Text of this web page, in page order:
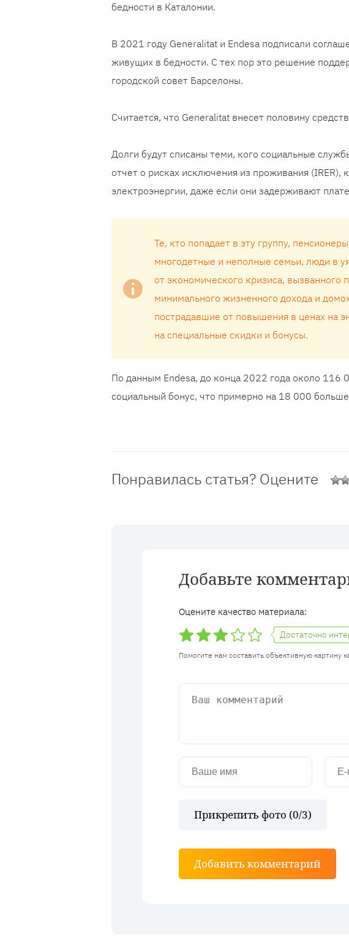
бедности в Каталонии.
В 2021 году Generalitat и Endesa подписали
живущих в бедности. С тех пор это решение
городской совет Барселоны.
Считается, что Generalitat внесет половину
Долги будут списаны теми, кого социальные
отчет о рисках исключения из проживания (IRER),
электроэнергии, даже если они задерживают
Те, кто попадает в эту группу,
многодетные и неполные семьи, люди в
от экономического кризиса, вызванного
минимального жизненного дохода и
пострадавшие от повышения в ценах на
на специальные скидки и бонусы.
По данным Endesa, до конца 2022 года около 116
социальный бонус, что примерно на 18 000
Понравилась статья? Оцените
Добавьте
Оцените качество материала:
Достаточно
Помогите нам составить объективную картину
Прикрепить фото (0/3)
Добавить комментарий